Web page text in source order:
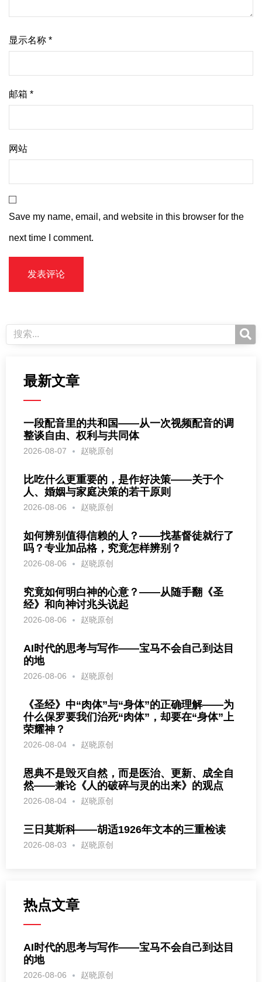
显示名称 *
邮箱 *
网站
Save my name, email, and website in this browser for the
next time I comment.
最新文章
一段配音里的共和国——从一次视频配音的调
整谈自由、权利与共同体
2026-08-07 赵晓原创
比吃什么更重要的，是作好决策——关于个
人、婚姻与家庭决策的若干原则
2026-08-06 赵晓原创
如何辨别值得信赖的人？——找基督徒就行了
吗？专业加品格，究竟怎样辨别？
2026-08-06 赵晓原创
究竟如何明白神的心意？——从随手翻《圣
经》和向神讨兆头说起
2026-08-06 赵晓原创
AI时代的思考与写作——宝马不会自己到达目
的地
2026-08-06 赵晓原创
《圣经》中“肉体”与“身体”的正确理解——为
什么保罗要我们治死“肉体”，却要在“身体”上
荣耀神？
2026-08-04 赵晓原创
恩典不是毁灭自然，而是医治、更新、成全自
然——兼论《人的破碎与灵的出来》的观点
2026-08-04 赵晓原创
三日莫斯科——胡适1926年文本的三重检读
2026-08-03 赵晓原创
热点文章
AI时代的思考与写作——宝马不会自己到达目
的地
2026-08-06 赵晓原创